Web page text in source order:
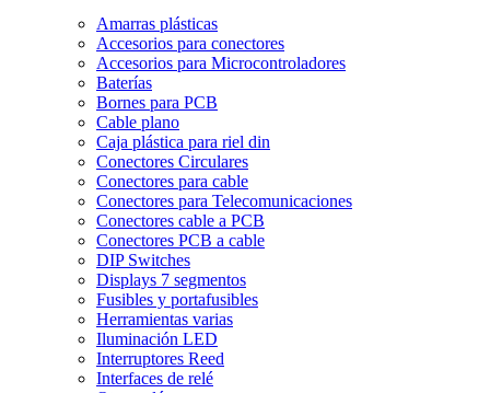
Amarras plásticas
Accesorios para conectores
Accesorios para Microcontroladores
Baterías
Bornes para PCB
Cable plano
Caja plástica para riel din
Conectores Circulares
Conectores para cable
Conectores para Telecomunicaciones
Conectores cable a PCB
Conectores PCB a cable
DIP Switches
Displays 7 segmentos
Fusibles y portafusibles
Herramientas varias
Iluminación LED
Interruptores Reed
Interfaces de relé